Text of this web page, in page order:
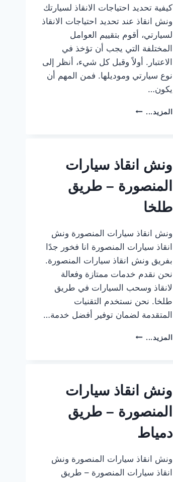
ساعة
كيفية تحديد احتياجات الانقاذ لسيارتك
ونش انقاذ عند تحديد احتياجات الانقاذ
لسيارتي، أقوم بتقييم العوامل
المختلفة التي يجب أن تؤخذ في
الاعتبار. أولاً وقبل كل شيء، أنظر إلى
نوع سيارتي وموديلها. فمن المهم أن
يكون…
المزيد... كيفية
انقاذ
لسيارتك
ونش انقاذ سيارات
المنصورة – طريق
طلخا
ونش انقاذ سيارات المنصورة ونش
انقاذ سيارات المنصورة انا فخور جدًا
بفريق ونش انقاذ سيارات المنصورة.
نحن نقدم خدمات ممتازة وفعالة
لانقاذ وسحب السيارات في طريق
طلخا. نحن نستخدم التقنيات
المتقدمة لضمان توفير أفضل خدمة…
المزيد... ونش
طريق
طلخا
ونش انقاذ سيارات
المنصورة – طريق
دمياط
ونش انقاذ سيارات المنصورة ونش
انقاذ سيارات المنصورة – طريق